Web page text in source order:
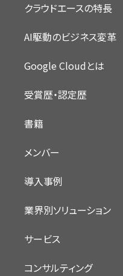
クラウドエースの特長
AI駆動のビジネス変革
Google Cloudとは
受賞歴・認定歴
書籍
メンバー
導入事例
業界別ソリューション
サービス
コンサルティング